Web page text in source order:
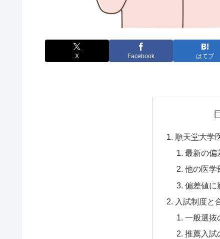
X Facebook はてブ
順天堂大学
最新の偏
他の医学
偏差値に
入試制度と
一般選抜
推薦入試